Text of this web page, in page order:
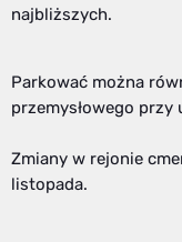
najbliższych.
Parkować można
przemysłowego przy
Zmiany w rejonie
listopada.